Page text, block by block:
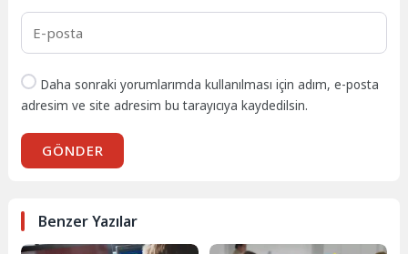
Daha sonraki yorumlarımda kullanılması için adım, e-posta
adresim ve site adresim bu tarayıcıya kaydedilsin.
GÖNDER
Benzer Yazılar